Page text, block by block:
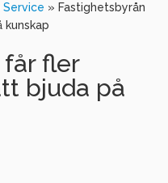
Service » Fastighetsbyrån
fler
bjuda på